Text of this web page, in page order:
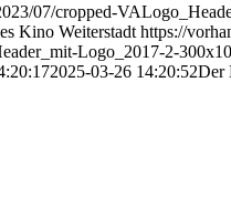
07/cropped-
Kino Weiterstadt https://
Logo_2017-2-
2025-03-26 14:20:52Der